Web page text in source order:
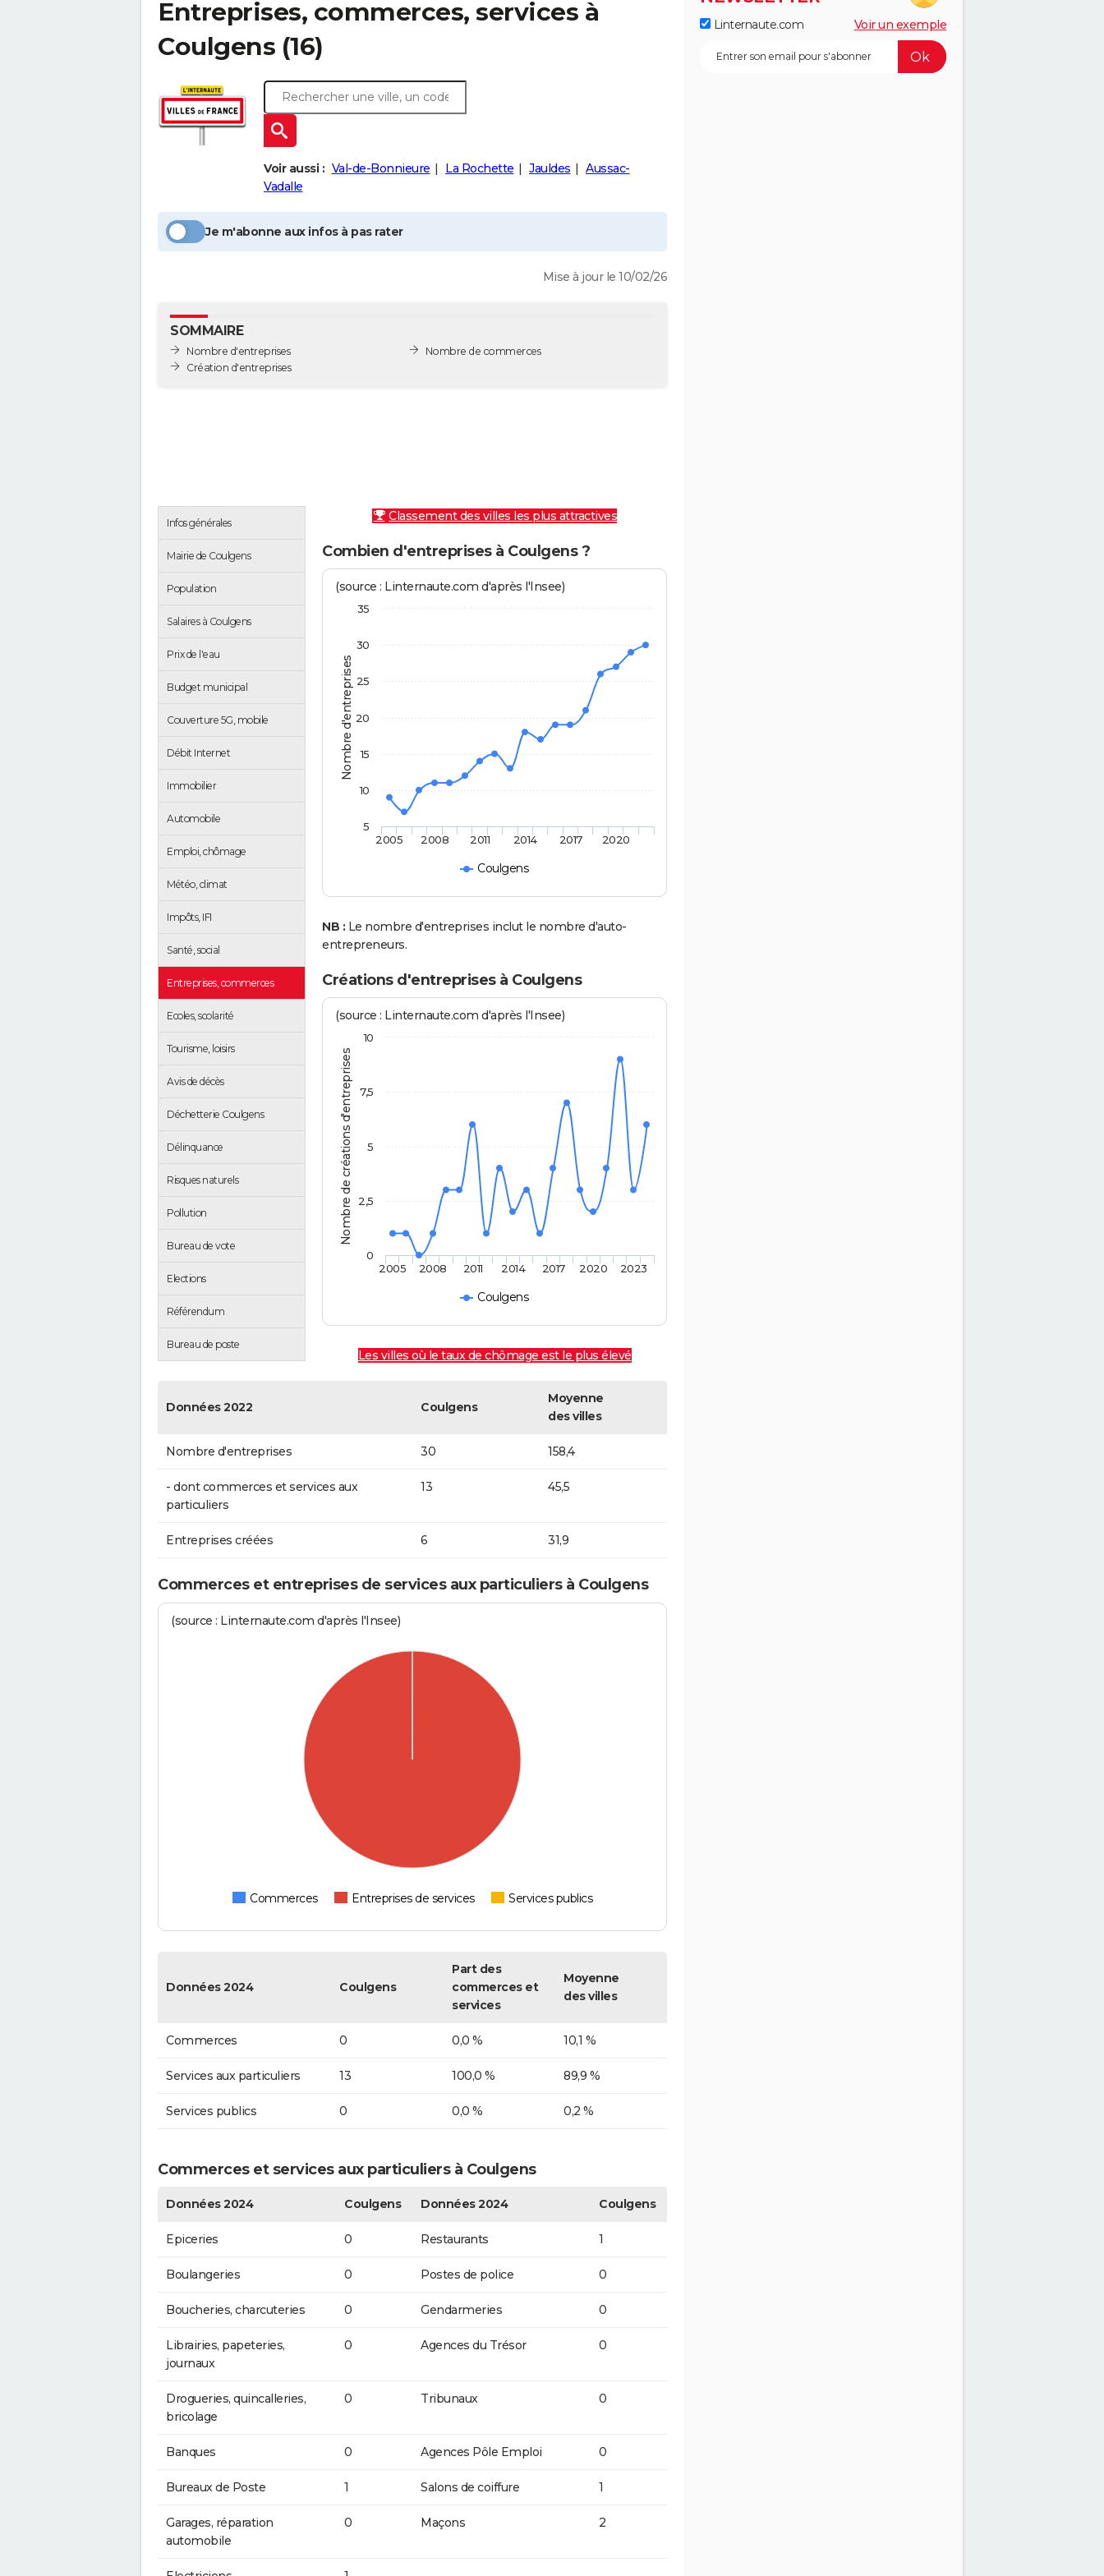
Entreprises, commerces, services à
Coulgens (16)
Voir aussi : Val-de-Bonnieure La Rochette Jauldes
Aussac-
Vadalle
Je m'abonne aux infos à pas rater
Mise à jour le 10/02/26
SOMMAIRE
Nombre d'entreprises
Création d'entreprises
Nombre de commerces
Infos générales
Mairie de Coulgens
Population
Salaires à Coulgens
Prix de l'eau
Budget municipal
Couverture 5G, mobile
Débit Internet
Immobilier
Automobile
Emploi, chômage
Météo, climat
Impôts, IFI
Santé, social
Entreprises, commerces
Ecoles, scolarité
Tourisme, loisirs
Avis de décès
Déchetterie Coulgens
Délinquance
Risques naturels
Pollution
Bureau de vote
Elections
Référendum
Bureau de poste
Classement des villes les plus attractives
Combien d'entreprises à Coulgens ?
Nombre d'entreprises
(source : Linternaute.com d'après l'Insee)
Coulgens
2005 2008 2011 2014 2017 2020
5
10
15
20
25
30
35
NB : Le nombre d'entreprises inclut le nombre d'auto-
entrepreneurs.
Créations d'entreprises à Coulgens
Nombre de créations d'entreprises
(source : Linternaute.com d'après l'Insee)
Coulgens
2005 2008 2011 2014 2017 2020 2023
0
2,5
5
7,5
10
Les villes où le taux de chômage est le plus élevé
Données 2022 Coulgens
Moyenne
des villes
Nombre d'entreprises 30 158,4
- dont commerces et services aux
particuliers
13 45,5
Entreprises créées 6 31,9
Commerces et entreprises de services aux particuliers à Coulgens
(source : Linternaute.com d'après l'Insee)
Commerces Entreprises de services Services publics
Données 2024 Coulgens
Part des
commerces et
services
Moyenne
des villes
Commerces 0 0,0 % 10,1 %
Services aux particuliers 13 100,0 % 89,9 %
Services publics 0 0,0 % 0,2 %
Commerces et services aux particuliers à Coulgens
Données 2024 Coulgens Données 2024 Coulgens
Epiceries 0 Restaurants 1
Boulangeries 0 Postes de police 0
Boucheries, charcuteries 0 Gendarmeries 0
Librairies, papeteries,
journaux
0 Agences du Trésor 0
Drogueries, quincalleries,
bricolage
0 Tribunaux 0
Banques 0 Agences Pôle Emploi 0
Bureaux de Poste 1 Salons de coiffure 1
Garages, réparation
automobile
0 Maçons 2
Linternaute.com Voir un exemple